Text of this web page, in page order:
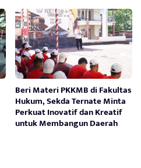
Beri Materi PKKMB di Fakultas
Hukum, Sekda Ternate Minta
Perkuat Inovatif dan Kreatif
untuk Membangun Daerah